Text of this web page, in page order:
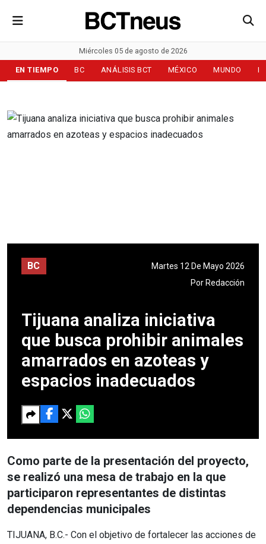
Miércoles 05 de agosto de 2026
EN TIEMPO BC ANÁLISIS BCT MÉXICO MUNDO
BC
Martes 12 De Mayo 2026
Por Redacción
Tijuana analiza iniciativa
que busca prohibir animales
amarrados en azoteas y
espacios inadecuados
Como parte de la presentación del proyecto,
se realizó una mesa de trabajo en la que
participaron representantes de distintas
dependencias municipales
TIJUANA, B.C.- Con el objetivo de fortalecer las acciones de